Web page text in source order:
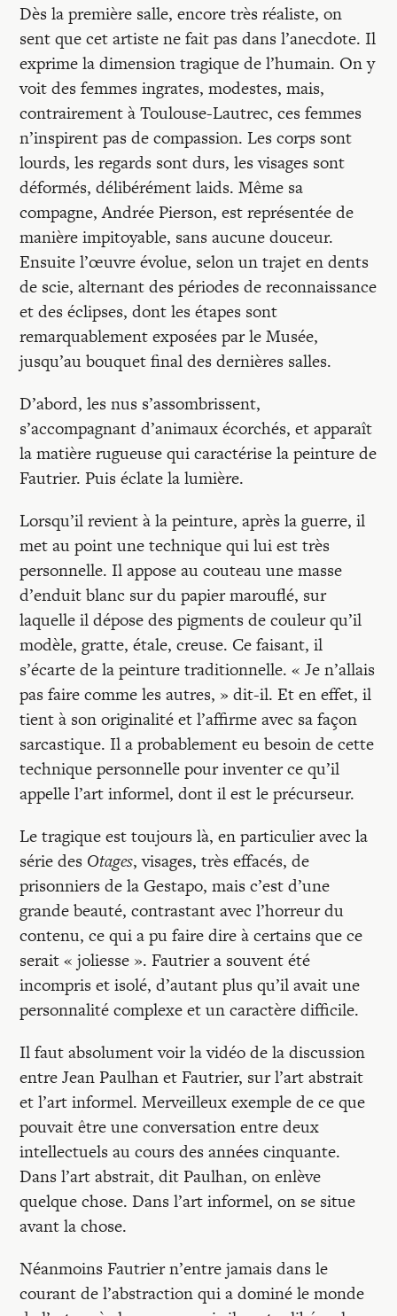
Mon compte
Dès la première salle, encore très réaliste, on
sent que cet artiste ne fait pas dans l’anecdote. Il
exprime la dimension tragique de l’humain. On y
voit des femmes ingrates, modestes, mais,
contrairement à Toulouse-Lautrec, ces femmes
n’inspirent pas de compassion. Les corps sont
lourds, les regards sont durs, les visages sont
déformés, délibérément laids. Même sa
compagne, Andrée Pierson, est représentée de
manière impitoyable, sans aucune douceur.
Ensuite l’œuvre évolue, selon un trajet en dents
de scie, alternant des périodes de reconnaissance
et des éclipses, dont les étapes sont
remarquablement exposées par le Musée,
jusqu’au bouquet final des dernières salles.
D’abord, les nus s’assombrissent,
s’accompagnant d’animaux écorchés, et apparaît
la matière rugueuse qui caractérise la peinture de
Fautrier. Puis éclate la lumière.
Lorsqu’il revient à la peinture, après la guerre, il
met au point une technique qui lui est très
personnelle. Il appose au couteau une masse
d’enduit blanc sur du papier marouflé, sur
laquelle il dépose des pigments de couleur qu’il
modèle, gratte, étale, creuse. Ce faisant, il
s’écarte de la peinture traditionnelle. « Je n’allais
pas faire comme les autres, » dit-il. Et en effet, il
tient à son originalité et l’affirme avec sa façon
sarcastique. Il a probablement eu besoin de cette
technique personnelle pour inventer ce qu’il
appelle l’art informel, dont il est le précurseur.
Le tragique est toujours là, en particulier avec la
série des Otages, visages, très effacés, de
prisonniers de la Gestapo, mais c’est d’une
grande beauté, contrastant avec l’horreur du
contenu, ce qui a pu faire dire à certains que ce
serait « joliesse ». Fautrier a souvent été
incompris et isolé, d’autant plus qu’il avait une
personnalité complexe et un caractère difficile.
Il faut absolument voir la vidéo de la discussion
entre Jean Paulhan et Fautrier, sur l’art abstrait
et l’art informel. Merveilleux exemple de ce que
pouvait être une conversation entre deux
intellectuels au cours des années cinquante.
Dans l’art abstrait, dit Paulhan, on enlève
quelque chose. Dans l’art informel, on se situe
avant la chose.
Néanmoins Fautrier n’entre jamais dans le
courant de l’abstraction qui a dominé le monde